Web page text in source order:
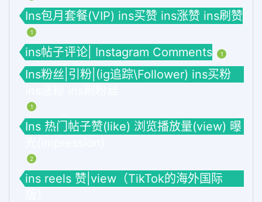
Ins包月套餐(VIP) ins买赞 ins涨赞 ins刷赞
1
ins帖子评论| Instagram Comments 1
Ins粉丝|引粉|(ig追踪\Follower) ins买粉
1
Ins 热门帖子赞(like) 浏览播放量(view) 曝
2
ins reels 赞|view（TikTok的海外国际